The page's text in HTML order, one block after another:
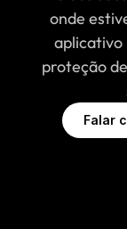
onde
aplicativo
proteção
Falar